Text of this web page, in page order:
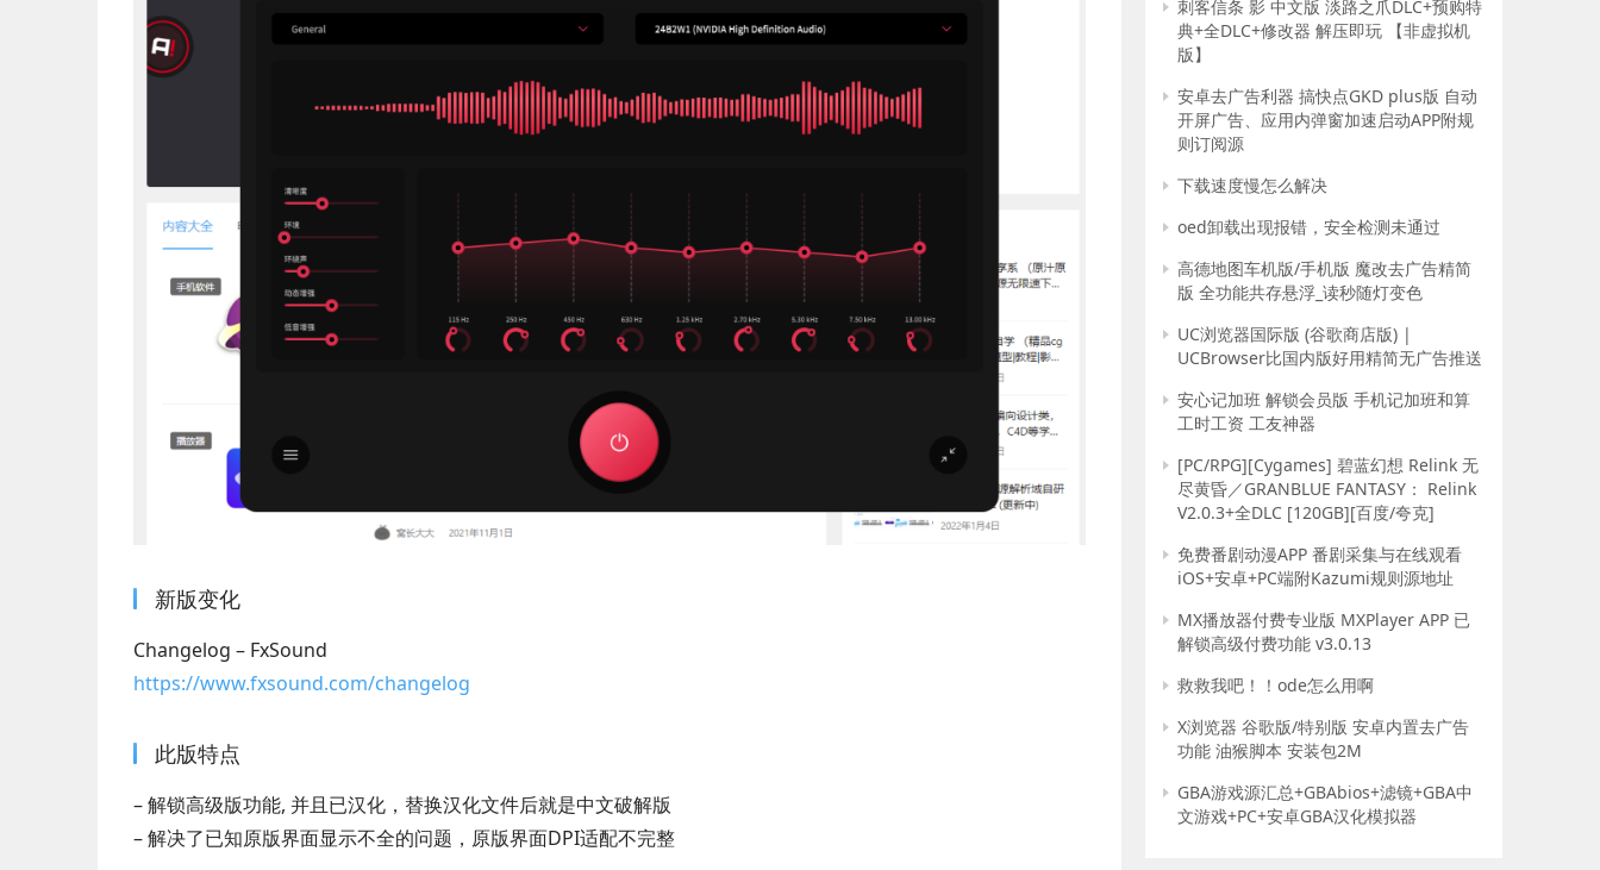
新版变化
Changelog – FxSound
https://www.fxsound.com/changelog
此版特点
– 解锁高级版功能, 并且已汉化，替换汉化文件后就是中文破解版
– 解决了已知原版界面显示不全的问题，原版界面DPI适配不完整
刺客信条 影 中文版 淡路之爪DLC+预购特
典+全DLC+修改器 解压即玩 【非虚拟机
版】
安卓去广告利器 搞快点GKD plus版 自动
开屏广告、应用内弹窗加速启动APP附规
则订阅源
下载速度慢怎么解决
oed卸载出现报错，安全检测未通过
高德地图车机版/手机版 魔改去广告精简
版 全功能共存悬浮_读秒随灯变色
UC浏览器国际版 (谷歌商店版) |
UCBrowser比国内版好用精简无广告推送
安心记加班 解锁会员版 手机记加班和算
工时工资 工友神器
[PC/RPG][Cygames] 碧蓝幻想 Relink 无
尽黄昏／GRANBLUE FANTASY： Relink
V2.0.3+全DLC [120GB][百度/夸克]
免费番剧动漫APP 番剧采集与在线观看
iOS+安卓+PC端附Kazumi规则源地址
MX播放器付费专业版 MXPlayer APP 已
解锁高级付费功能 v3.0.13
救救我吧！！ode怎么用啊
X浏览器 谷歌版/特别版 安卓内置去广告
功能 油猴脚本 安装包2M
GBA游戏源汇总+GBAbios+滤镜+GBA中
文游戏+PC+安卓GBA汉化模拟器